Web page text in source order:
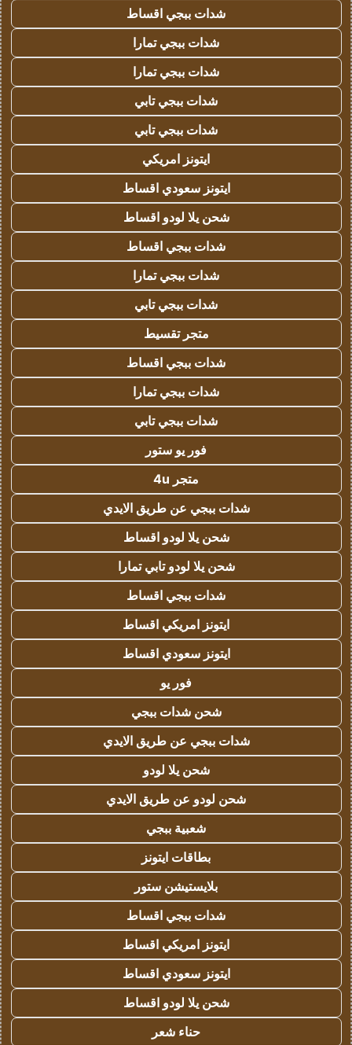
شدات ببجي اقساط
شدات ببجي تمارا
شدات ببجي تمارا
شدات ببجي تابي
شدات ببجي تابي
ايتونز امريكي
ايتونز سعودي اقساط
شحن يلا لودو اقساط
شدات ببجي اقساط
شدات ببجي تمارا
شدات ببجي تابي
متجر تقسيط
شدات ببجي اقساط
شدات ببجي تمارا
شدات ببجي تابي
فور يو ستور
متجر 4u
شدات ببجي عن طريق الايدي
شحن يلا لودو اقساط
شحن يلا لودو تابي تمارا
شدات ببجي اقساط
ايتونز امريكي اقساط
ايتونز سعودي اقساط
فور يو
شحن شدات ببجي
شدات ببجي عن طريق الايدي
شحن يلا لودو
شحن لودو عن طريق الايدي
شعبية ببجي
بطاقات ايتونز
بلايستيشن ستور
شدات ببجي اقساط
ايتونز امريكي اقساط
ايتونز سعودي اقساط
شحن يلا لودو اقساط
حناء شعر